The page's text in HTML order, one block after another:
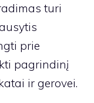
turi
prie
pagrindinį
ir gerovei.